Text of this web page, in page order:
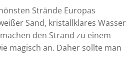
Strände Europas
Sand, kristallklares Wasser
den Strand zu einem
magisch an. Daher sollte man